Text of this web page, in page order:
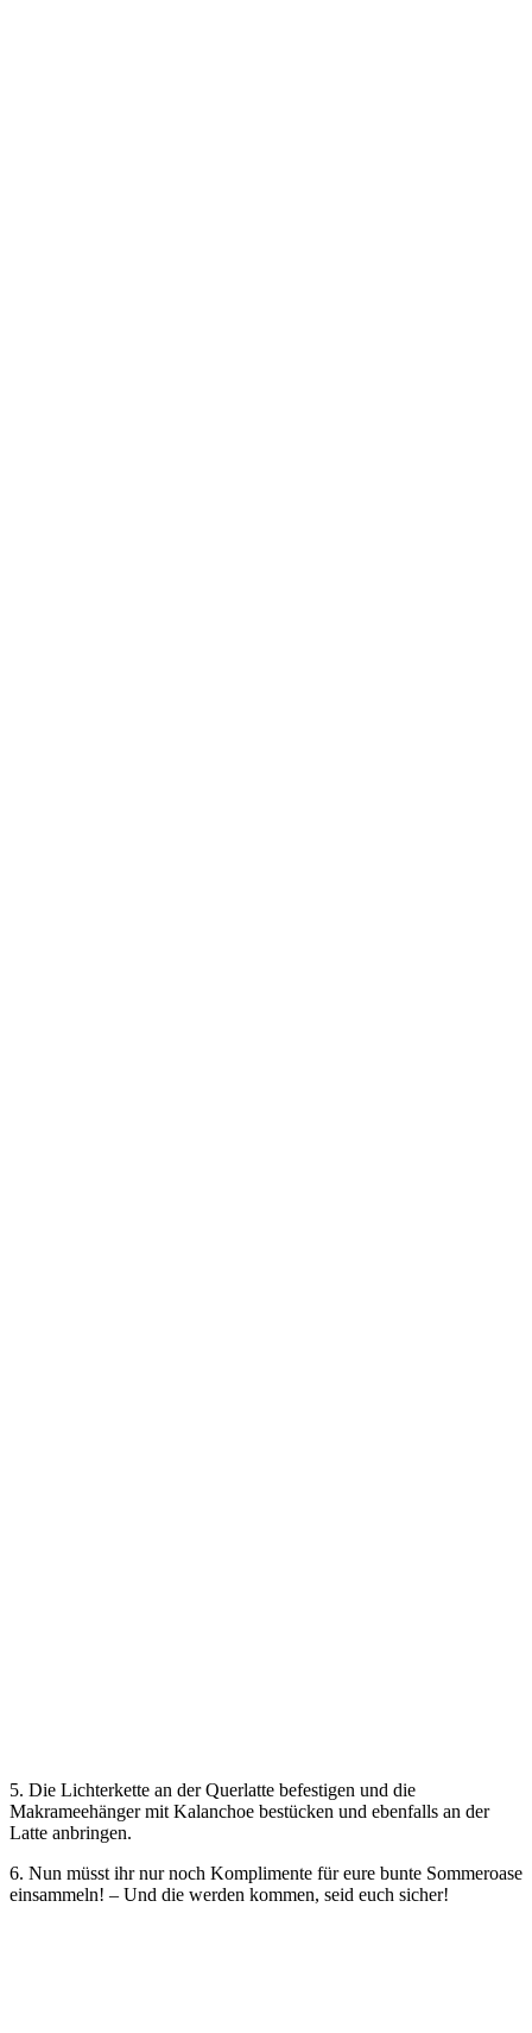
5. Die Lichterkette an der Querlatte befestigen und die
Makrameehänger mit Kalanchoe bestücken und ebenfalls an der
Latte anbringen.
6. Nun müsst ihr nur noch Komplimente für eure bunte Sommeroase
einsammeln! – Und die werden kommen, seid euch sicher!